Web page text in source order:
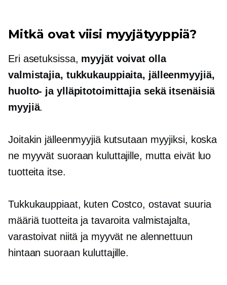
Mitkä ovat viisi myyjätyyppiä?
Eri asetuksissa, myyjät voivat olla
valmistajia, tukkukauppiaita, jälleenmyyjiä,
huolto- ja ylläpitotoimittajia sekä itsenäisiä
myyjiä.
Joitakin jälleenmyyjiä kutsutaan myyjiksi, koska
ne myyvät suoraan kuluttajille, mutta eivät luo
tuotteita itse.
Tukkukauppiaat, kuten Costco, ostavat suuria
määriä tuotteita ja tavaroita valmistajalta,
varastoivat niitä ja myyvät ne alennettuun
hintaan suoraan kuluttajille.